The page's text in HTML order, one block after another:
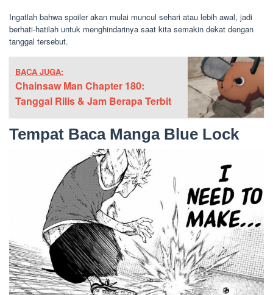
Ingatlah bahwa spoiler akan mulai muncul sehari atau lebih awal, jadi
berhati-hatilah untuk menghindarinya saat kita semakin dekat dengan
tanggal tersebut.
BACA JUGA:
Chainsaw Man Chapter 180:
Tanggal Rilis & Jam Berapa Terbit
Tempat Baca Manga Blue Lock